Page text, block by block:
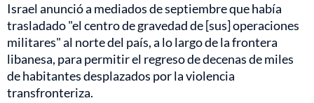
Israel anunció a mediados de septiembre que había
trasladado "el centro de gravedad de [sus] operaciones
militares" al norte del país, a lo largo de la frontera
libanesa, para permitir el regreso de decenas de miles
de habitantes desplazados por la violencia
transfronteriza.